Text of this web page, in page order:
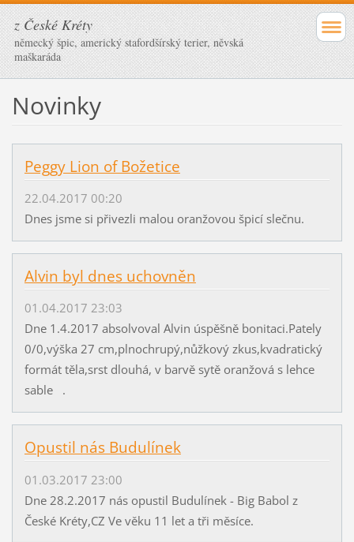
z České Kréty
německý špic, americký stafordšírský terier, něvská
maškaráda
Novinky
Peggy Lion of Božetice
22.04.2017 00:20
Dnes jsme si přivezli malou oranžovou špicí slečnu.
Alvin byl dnes uchovněn
01.04.2017 23:03
Dne 1.4.2017 absolvoval Alvin úspěšně bonitaci.Pately
0/0,výška 27 cm,plnochrupý,nůžkový zkus,kvadratický
formát těla,srst dlouhá, v barvě sytě oranžová s lehce
sable .
Opustil nás Budulínek
01.03.2017 23:00
Dne 28.2.2017 nás opustil Budulínek - Big Babol z
České Kréty,CZ Ve věku 11 let a tři měsíce.